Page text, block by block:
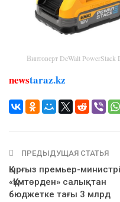
Винтоверт DeWalt
newstaraz.kz
ПРЕДЫДУЩАЯ СТАТЬЯ
Қырғыз премьер-министрі
«Құмтөрден» салықтан
бюджетке тағы 3 млрд